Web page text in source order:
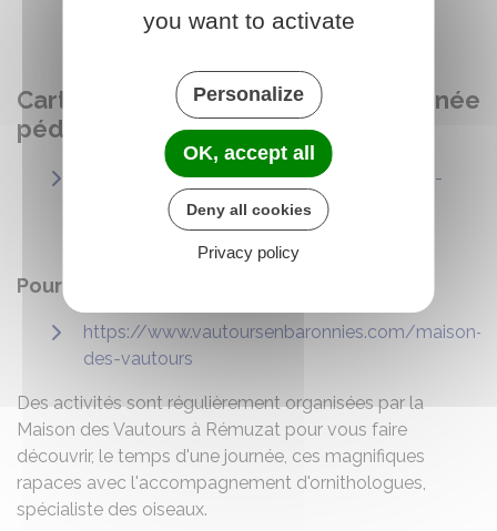
Cartographie itinéraire de randonnée
pédestre :
https://www.dromeprovencale.fr/loisir/les-
bons-plans-a-pied-le-rocher-du-caire/
Pour en savoir plus sur les vautours :
https://www.vautoursenbaronnies.com/maison-
des-vautours
Des activités sont régulièrement organisées par la
Maison des Vautours à Rémuzat pour vous faire
découvrir, le temps d'une journée, ces magnifiques
rapaces avec l'accompagnement d'ornithologues,
spécialiste des oiseaux.
you want to activate
Personalize
OK, accept all
Deny all cookies
Privacy policy